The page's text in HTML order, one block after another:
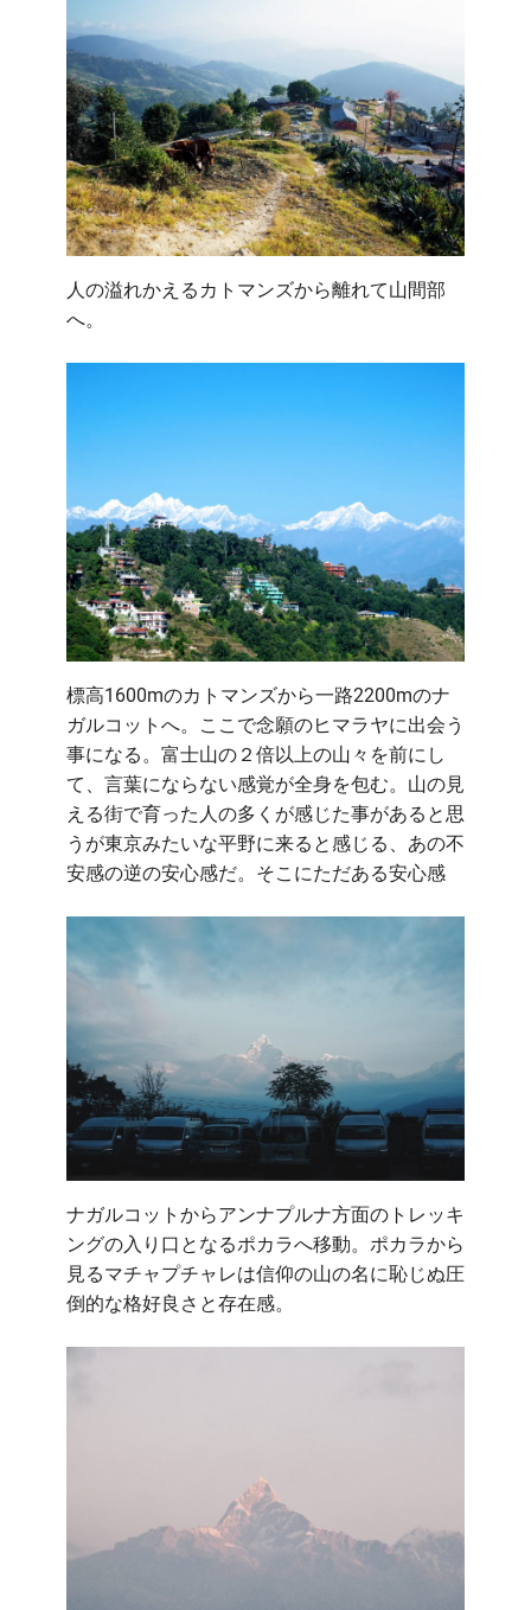
人の溢れかえるカトマンズから離れて山間部
へ。
標高1600mのカトマンズから一路2200mのナ
ガルコットへ。ここで念願のヒマラヤに出会う
事になる。富士山の２倍以上の山々を前にし
て、言葉にならない感覚が全身を包む。山の見
える街で育った人の多くが感じた事があると思
うが東京みたいな平野に来ると感じる、あの不
安感の逆の安心感だ。そこにただある安心感
ナガルコットからアンナプルナ方面のトレッキ
ングの入り口となるポカラへ移動。ポカラから
見るマチャプチャレは信仰の山の名に恥じぬ圧
倒的な格好良さと存在感。